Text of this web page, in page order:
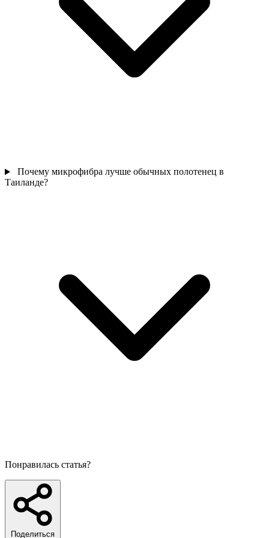
Почему микрофибра лучше обычных полотенец в
Таиланде?
Понравилась статья?
Поделиться